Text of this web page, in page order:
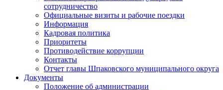
сотрудничество
Официальные визиты и рабочие поездки
Информация
Кадровая политика
Приоритеты
Противодействие коррупции
Контакты
Отчет главы Шпаковского муниципального округа
Документы
Положение об администрации